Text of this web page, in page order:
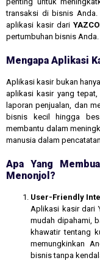
transaksi di bisnis
aplikasi kasir dari
pertumbuhan bisnis Anda.
Mengapa Aplikasi
Aplikasi kasir bukan
aplikasi kasir yang
laporan penjualan, dan
bisnis kecil hingga
membantu dalam
manusia dalam
Apa Yang
Menonjol?
User-Friendly
Aplikasi kasir dari
mudah dipahami,
khawatir tentang
memungkinkan
bisnis tanpa